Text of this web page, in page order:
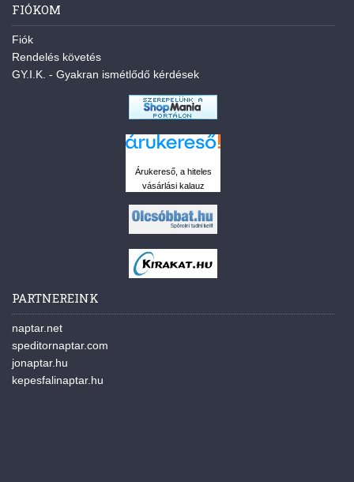
FIÓKOM
Fiók
Rendelés követés
GY.I.K. - Gyakran ismétlődő kérdések
Árukereső, a hiteles
vásárlási kalauz
PARTNEREINK
naptar.net
speditornaptar.com
jonaptar.hu
kepesfalinaptar.hu